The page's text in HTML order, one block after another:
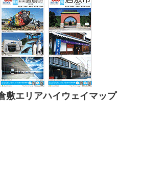
敷エリアハイウェイマップ